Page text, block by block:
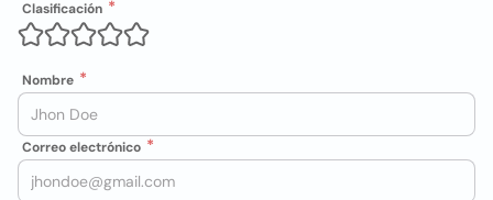
Clasificación
Nombre
Correo electrónico